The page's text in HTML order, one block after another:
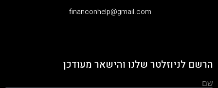
‫financonhelp@gmail.com‬
הרשם לניוזלטר שלנו והישאר מעודכן
שם